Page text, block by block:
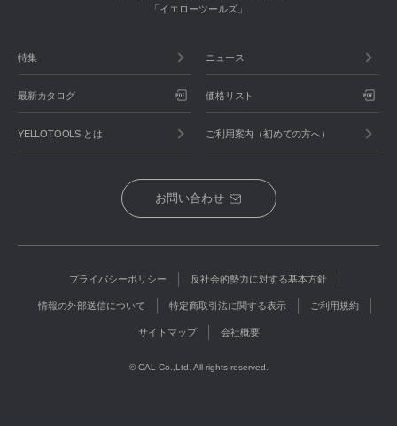
「イエローツールズ」
特集 ニュース
最新カタログ 価格リスト
YELLOTOOLS とは ご利用案内（初めての方へ）
お問い合わせ
プライバシーポリシー 反社会的勢力に対する基本方針
情報の外部送信について 特定商取引法に関する表示 ご利用規約
サイトマップ 会社概要
© CAL Co.,Ltd. All rights reserved.